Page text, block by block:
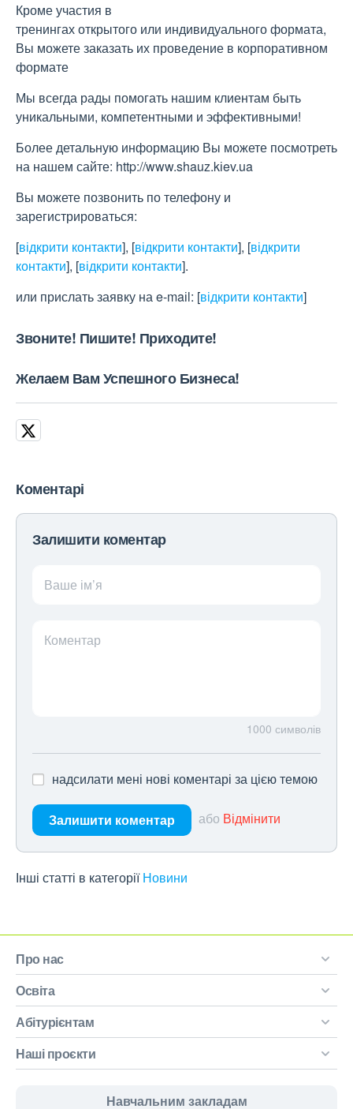
Кроме участия в
тренингах открытого или индивидуального формата,
Вы можете заказать их проведение в корпоративном
формате
Мы всегда рады помогать нашим клиентам быть
уникальными, компетентными и эффективными!
Более детальную информацию Вы можете посмотреть
на нашем сайте: http://www.shauz.kіev.ua
Вы можете позвонить по телефону и
зарегистрироваться:
[відкрити контакти], [відкрити контакти], [відкрити
контакти], [відкрити контакти].
или прислать заявку на e-maіl: [відкрити контакти]
Звоните! Пишите! Приходите!
Желаем Вам Успешного Бизнеса!
Коментарі
Залишити коментар
Ваше ім’я
Коментар
1000 символів
надсилати мені нові коментарі за цією темою
Залишити коментар або Відмінити
Інші статті в категорії Новини
Про нас
Освіта
Абітурієнтам
Наші проєкти
Навчальним закладам